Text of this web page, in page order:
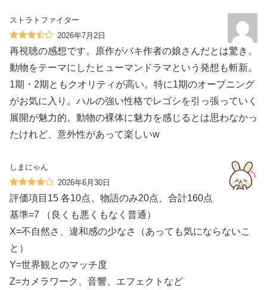
ストラトファイター
2026年7月2日
再視聴の感想です。原作がバキ作者の娘さんだとは驚き。
動物をテーマにしたヒューマンドラマという発想も斬新。
1期・2期ともクオリティが高い。特に1期のオープニング
がお気に入り。ハルの強い性格でレゴシを引っ張っていく
展開が魅力的。動物の裸体に魅力を感じるとは思わなかっ
たけれど、意外性があって楽しいw
しまにゃん
2026年6月30日
評価項目15 各10点、物語のみ20点、合計160点
基準=7 （良くも悪くもなく普通）
X=不自然さ、違和感の少なさ（あっても気にならないこ
と）
Y=世界観とのマッチ度
Z=カメラワーク、音響、エフェクトなど